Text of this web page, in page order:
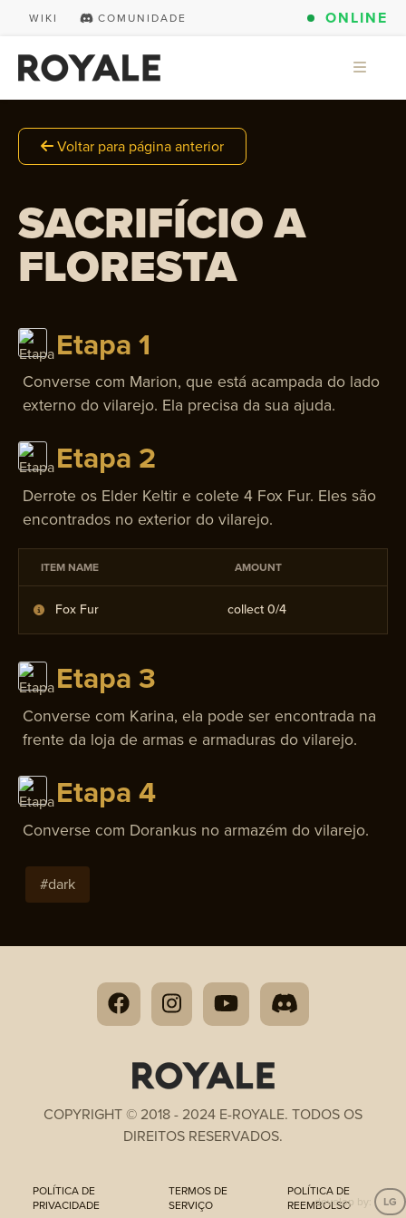
WIKI COMUNIDADE ONLINE
Voltar para página anterior
SACRIFÍCIO A
FLORESTA
Etapa 1
Converse com Marion, que está acampada do lado
externo do vilarejo. Ela precisa da sua ajuda.
Etapa 2
Derrote os Elder Keltir e colete 4 Fox Fur. Eles são
encontrados no exterior do vilarejo.
ITEM NAME AMOUNT
Fox Fur collect 0/4
Etapa 3
Converse com Karina, ela pode ser encontrada na
frente da loja de armas e armaduras do vilarejo.
Etapa 4
Converse com Dorankus no armazém do vilarejo.
#dark
COPYRIGHT © 2018 - 2024 E-ROYALE. TODOS OS
DIREITOS RESERVADOS.
POLÍTICA DE
PRIVACIDADE
TERMOS DE
SERVIÇO
POLÍTICA DE
REEMBOLSO
develop by: LG